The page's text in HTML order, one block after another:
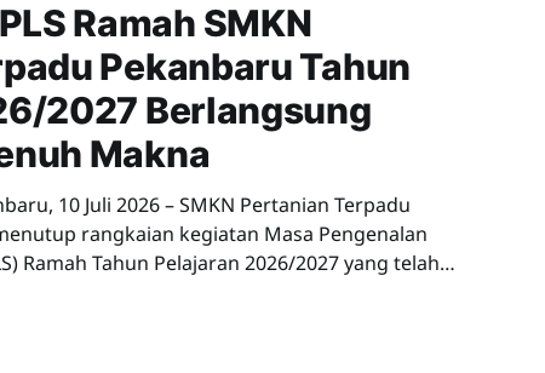
Ramah SMKN
Pekanbaru Tahun
2027 Berlangsung
Makna
rangkaian kegiatan Masa Pengenalan
Ramah Tahun Pelajaran 2026/2027 yang telah
lingkungan sekolah dan diikuti oleh seluruh